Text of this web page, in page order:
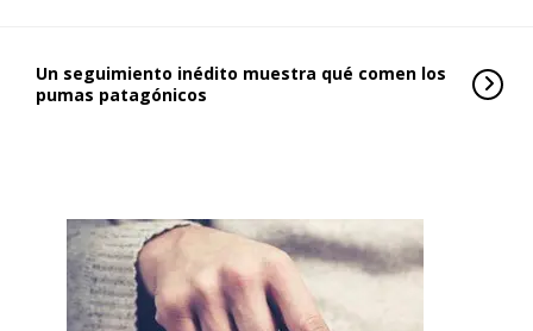
Un seguimiento inédito muestra qué comen los
pumas patagónicos